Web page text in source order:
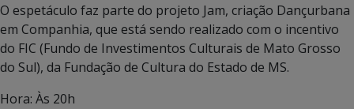
O espetáculo faz parte do projeto Jam, criação Dançurbana
em Companhia, que está sendo realizado com o incentivo
do FIC (Fundo de Investimentos Culturais de Mato Grosso
do Sul), da Fundação de Cultura do Estado de MS.
Hora: Às 20h